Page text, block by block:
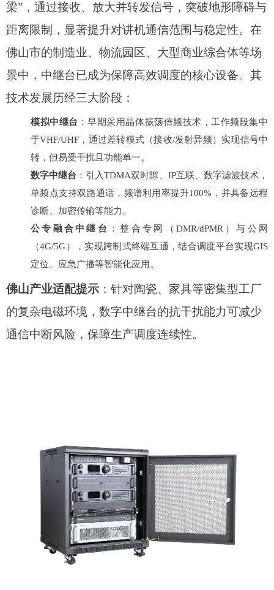
梁”，通过接收、放大并转发信号，突破地形障碍与
距离限制，显著提升对讲机通信范围与稳定性。在
佛山市的制造业、物流园区、大型商业综合体等场
景中，中继台已成为保障高效调度的核心设备。其
技术发展历经三大阶段：
模拟中继台 ：早期采用晶体振荡倍频技术，工作频段集中
于VHF/UHF，通过差转模式（接收/发射异频）实现信号中
转，但易受干扰且功能单一。
数字中继台 ：引入TDMA双时隙、IP互联、数字滤波技术，
单频点支持双路通话，频谱利用率提升100%，并具备远程
诊断、加密传输等能力。
公专融合中继台
：整合专网（DMR/dPMR）与公网
（4G/5G），实现跨制式终端互通，结合调度平台实现GIS
定位、应急广播等智能化应用。
佛山产业适配提示 ：针对陶瓷、家具等密集型工厂
的复杂电磁环境，数字中继台的抗干扰能力可减少
通信中断风险，保障生产调度连续性。